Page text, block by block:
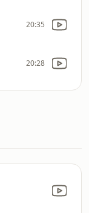
20:35
20:28